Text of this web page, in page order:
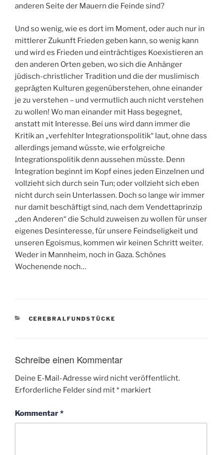
anderen Seite der Mauern die Feinde sind?
Und so wenig, wie es dort im Moment, oder auch nur in
mittlerer Zukunft Frieden geben kann, so wenig kann
und wird es Frieden und einträchtiges Koexistieren an
den anderen Orten geben, wo sich die Anhänger
jüdisch-christlicher Tradition und die der muslimisch
geprägten Kulturen gegenüberstehen, ohne einander
je zu verstehen – und vermutlich auch nicht verstehen
zu wollen! Wo man einander mit Hass begegnet,
anstatt mit Interesse. Bei uns wird dann immer die
Kritik an „verfehlter Integrationspolitik“ laut, ohne dass
allerdings jemand wüsste, wie erfolgreiche
Integrationspolitik denn aussehen müsste. Denn
Integration beginnt im Kopf eines jeden Einzelnen und
vollzieht sich durch sein Tun; oder vollzieht sich eben
nicht durch sein Unterlassen. Doch so lange wir immer
nur damit beschäftigt sind, nach dem Vendettaprinzip
„den Anderen“ die Schuld zuweisen zu wollen für unser
eigenes Desinteresse, für unsere Feindseligkeit und
unseren Egoismus, kommen wir keinen Schritt weiter.
Weder in Mannheim, noch in Gaza. Schönes
Wochenende noch…
KATEGORIEN
CEREBRALFUNDSTÜCKE
Schreibe einen Kommentar
Deine E-Mail-Adresse wird nicht veröffentlicht.
Erforderliche Felder sind mit* markiert
Kommentar*